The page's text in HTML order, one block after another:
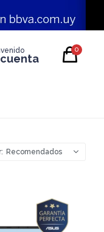
0
Recomendados